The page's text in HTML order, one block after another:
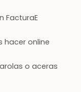
FacturaE
hacer online
o aceras